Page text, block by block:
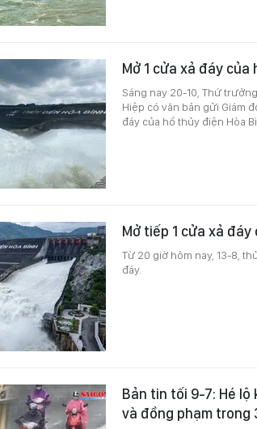
Mở 1 cửa xả đáy
Sáng nay 20-10, Thứ
Hiệp có văn bản gửi Giám
đáy của hồ thủy điện Hòa
Mở tiếp 1 cửa xả
Từ 20 giờ hôm nay, 13-8,
đáy.
Bản tin tối 9-7: Hé lộ
và đồng phạm trong